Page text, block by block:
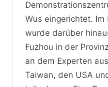
Wus eingerichtet. Im
wurde darüber
Fuzhou in der
an dem Experten
Taiwan, den USA